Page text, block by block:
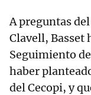
A preguntas
Clavell, Basset
Seguimiento
haber
del Cecopi, y